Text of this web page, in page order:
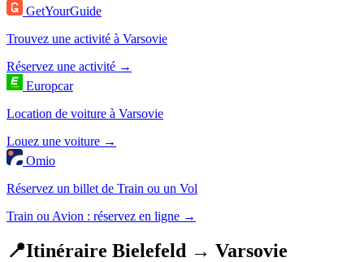
GetYourGuide
Trouvez une activité à Varsovie
Réservez une activité →
Europcar
Location de voiture à Varsovie
Louez une voiture →
Omio
Réservez un billet de Train ou un Vol
Train ou Avion : réservez en ligne →
📍Itinéraire Bielefeld → Varsovie